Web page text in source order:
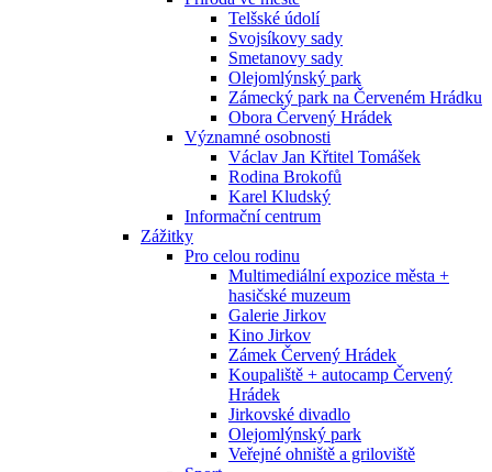
Telšské údolí
Svojsíkovy sady
Smetanovy sady
Olejomlýnský park
Zámecký park na Červeném Hrádku
Obora Červený Hrádek
Významné osobnosti
Václav Jan Křtitel Tomášek
Rodina Brokofů
Karel Kludský
Informační centrum
Zážitky
Pro celou rodinu
Multimediální expozice města +
hasičské muzeum
Galerie Jirkov
Kino Jirkov
Zámek Červený Hrádek
Koupaliště + autocamp Červený
Hrádek
Jirkovské divadlo
Olejomlýnský park
Veřejné ohniště a griloviště